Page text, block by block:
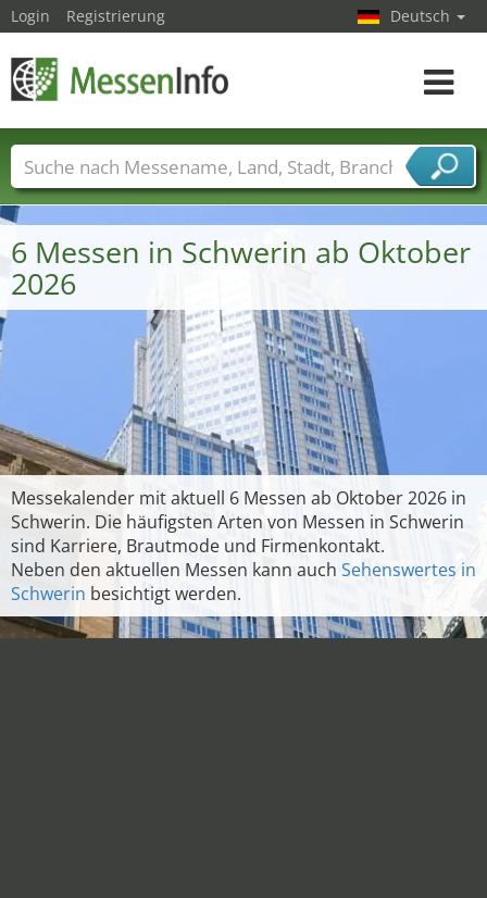
6 Messen in Schwerin ab Oktober
2026
Messekalender mit aktuell 6 Messen ab Oktober 2026 in
Schwerin. Die häufigsten Arten von Messen in Schwerin
sind Karriere, Brautmode und Firmenkontakt.
Neben den aktuellen Messen kann auch Sehenswertes in
Schwerin besichtigt werden.
Login Registrierung Deutsch
Toggle
Messenamen Länder Städte
Branchen
Dienstleisterbranchen